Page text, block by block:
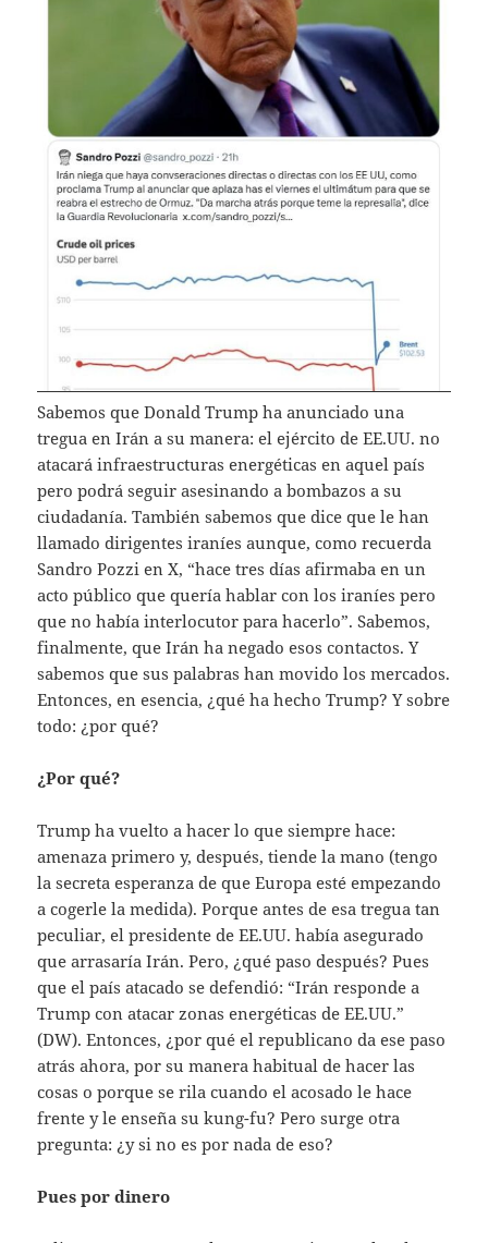
Sabemos que Donald Trump ha anunciado una
tregua en Irán a su manera: el ejército de EE.UU. no
atacará infraestructuras energéticas en aquel país
pero podrá seguir asesinando a bombazos a su
ciudadanía. También sabemos que dice que le han
llamado dirigentes iraníes aunque, como recuerda
Sandro Pozzi en X, “hace tres días afirmaba en un
acto público que quería hablar con los iraníes pero
que no había interlocutor para hacerlo”. Sabemos,
finalmente, que Irán ha negado esos contactos. Y
sabemos que sus palabras han movido los mercados.
Entonces, en esencia, ¿qué ha hecho Trump? Y sobre
todo: ¿por qué?
¿Por qué?
Trump ha vuelto a hacer lo que siempre hace:
amenaza primero y, después, tiende la mano (tengo
la secreta esperanza de que Europa esté empezando
a cogerle la medida). Porque antes de esa tregua tan
peculiar, el presidente de EE.UU. había asegurado
que arrasaría Irán. Pero, ¿qué paso después? Pues
que el país atacado se defendió: “Irán responde a
Trump con atacar zonas energéticas de EE.UU.”
(DW). Entonces, ¿por qué el republicano da ese paso
atrás ahora, por su manera habitual de hacer las
cosas o porque se rila cuando el acosado le hace
frente y le enseña su kung-fu? Pero surge otra
pregunta: ¿y si no es por nada de eso?
Pues por dinero